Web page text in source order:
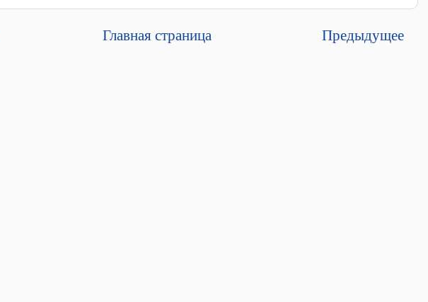
Предыдущее
Главная страница